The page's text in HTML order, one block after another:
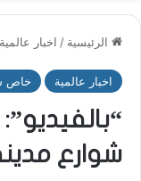
الرئيسية / اخبار عالمية
اخبار عالمية خاص
شوارع